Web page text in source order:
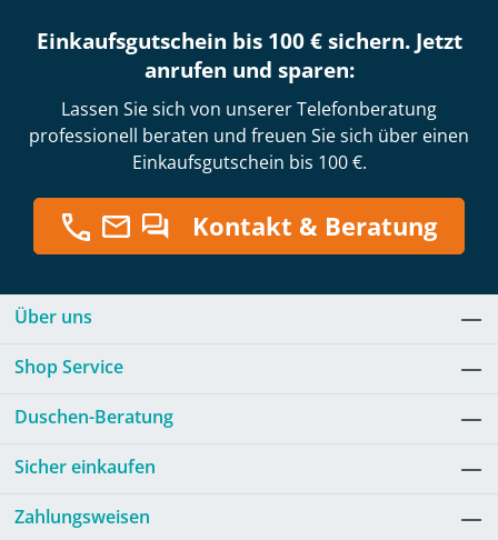
Einkaufsgutschein bis 100 € sichern. Jetzt
anrufen und sparen:
Lassen Sie sich von unserer Telefonberatung
professionell beraten und freuen Sie sich über einen
Einkaufsgutschein bis 100 €.
Kontakt & Beratung
Über uns
Shop Service
Duschen-Beratung
Sicher einkaufen
Zahlungsweisen